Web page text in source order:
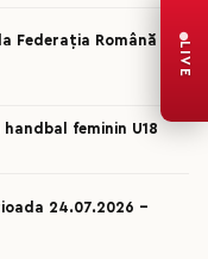
Federația Română de
feminin U18
24.07.2026 –
LIVE